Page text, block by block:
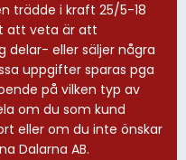
trädde i kraft 25/5-18
att veta är att
delar- eller säljer några
uppgifter sparas pga
på vilken typ av
om du som kund
eller om du inte önskar
Dalarna AB.